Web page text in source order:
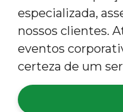
especializada,
nossos clientes.
eventos
certeza de um